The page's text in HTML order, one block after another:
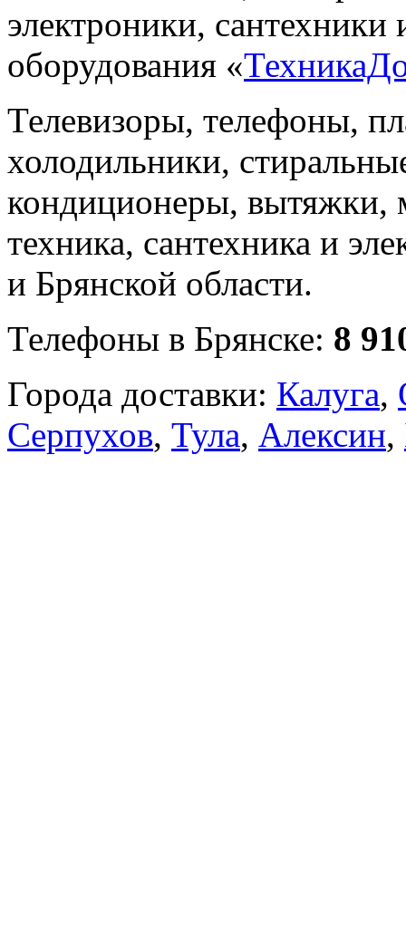
электроники, сантехники
оборудования «
Телевизоры, телефоны,
холодильники,
кондиционеры, вытяжки,
техника, сантехника и
и Брянской области.
Телефоны в Брянске: 8
Города доставки: Калуга,
Серпухов, Тула, Алексин,